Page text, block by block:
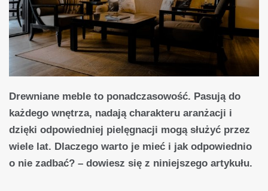
Drewniane meble to ponadczasowość. Pasują do
każdego wnętrza, nadają charakteru aranżacji i
dzięki odpowiedniej pielęgnacji mogą służyć przez
wiele lat. Dlaczego warto je mieć i jak odpowiednio
o nie zadbać? – dowiesz się z niniejszego artykułu.